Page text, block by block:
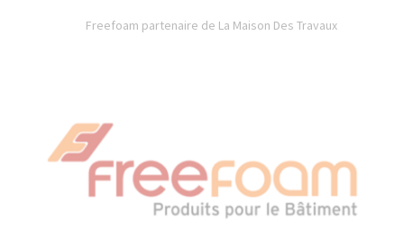
Freefoam partenaire de La Maison Des Travaux